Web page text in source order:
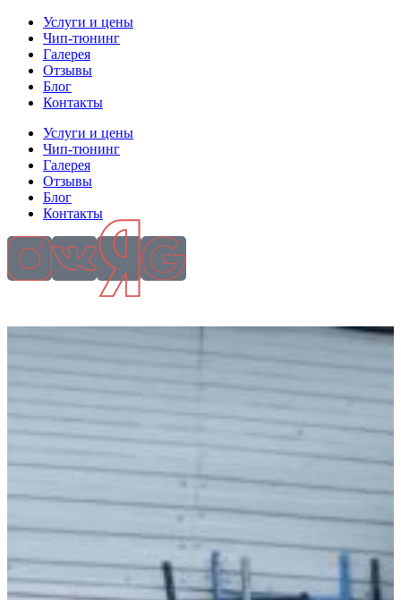
Услуги и цены
Чип-тюнинг
Галерея
Отзывы
Блог
Контакты
Услуги и цены
Чип-тюнинг
Галерея
Отзывы
Блог
Контакты
Филиалы МСК и СПб